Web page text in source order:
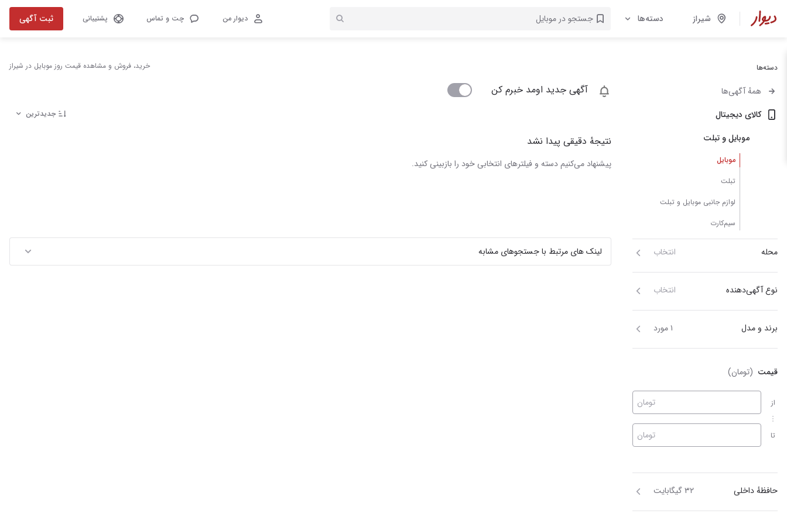
شیراز دسته‌ها دیوار من چت و تماس پشتیبانی ثبت آگهی
دسته‌ها
همهٔ آگهی‌ها
کالای دیجیتال
موبایل و تبلت
موبایل
تبلت
لوازم جانبی موبایل و تبلت
سیم‌کارت
محله انتخاب
نوع آگهی‌دهنده انتخاب
برند و مدل ۱ مورد
قیمت (تومان)
از
تا
تومان
تومان
حافظهٔ داخلی ۳۲ گیگابایت
خرید، فروش و مشاهده قیمت روز موبایل در شیراز
آگهی جدید اومد خبرم کن
جدیدترین
نتیجهٔ دقیقی پیدا نشد
پیشنهاد می‌کنیم دسته و فیلترهای انتخابی خود را بازبینی کنید.
لینک های مرتبط با جستجوهای مشابه